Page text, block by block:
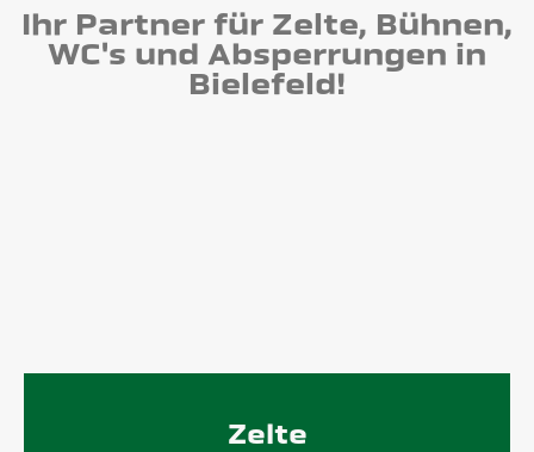
Ihr Partner für Zelte, Bühnen,
WC's und Absperrungen in
Bielefeld!
Zelte